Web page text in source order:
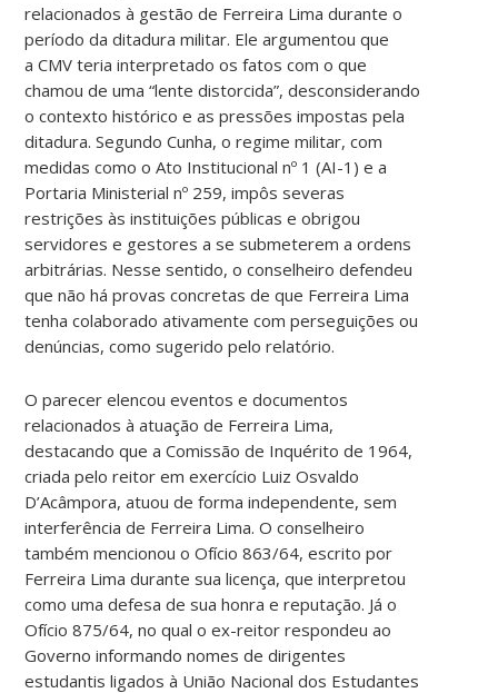
relacionados à gestão de Ferreira Lima durante o
período da ditadura militar. Ele argumentou que
a CMV teria interpretado os fatos com o que
chamou de uma “lente distorcida”, desconsiderando
o contexto histórico e as pressões impostas pela
ditadura. Segundo Cunha, o regime militar, com
medidas como o Ato Institucional nº 1 (AI-1) e a
Portaria Ministerial nº 259, impôs severas
restrições às instituições públicas e obrigou
servidores e gestores a se submeterem a ordens
arbitrárias. Nesse sentido, o conselheiro defendeu
que não há provas concretas de que Ferreira Lima
tenha colaborado ativamente com perseguições ou
denúncias, como sugerido pelo relatório.
O parecer elencou eventos e documentos
relacionados à atuação de Ferreira Lima,
destacando que a Comissão de Inquérito de 1964,
criada pelo reitor em exercício Luiz Osvaldo
D’Acâmpora, atuou de forma independente, sem
interferência de Ferreira Lima. O conselheiro
também mencionou o Ofício 863/64, escrito por
Ferreira Lima durante sua licença, que interpretou
como uma defesa de sua honra e reputação. Já o
Ofício 875/64, no qual o ex-reitor respondeu ao
Governo informando nomes de dirigentes
estudantis ligados à União Nacional dos Estudantes